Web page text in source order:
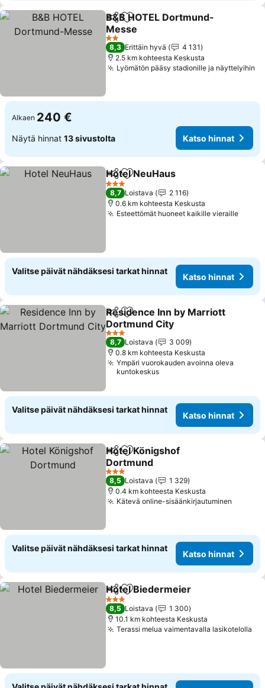
Jaa Lisää suosikkeihin
B&B HOTEL Dortmund-
Messe
2 Tähtiluokitus
8,3 Erittäin hyvä
4 131
2.5 km kohteesta Keskusta
Lyömätön pääsy stadionille ja näyttelyihin
Alkaen 240 €
Näytä hinnat 13 sivustolta Katso hinnat
Jaa Lisää suosikkeihin
Hotel NeuHaus
3 Tähtiluokitus
8,7 Loistava
2 116
0.6 km kohteesta Keskusta
Esteettömät huoneet kaikille vieraille
Valitse päivät nähdäksesi tarkat hinnat
Katso hinnat
Jaa Lisää suosikkeihin
Residence Inn by Marriott
Dortmund City
3 Tähtiluokitus
8,7 Loistava
3 009
0.8 km kohteesta Keskusta
Ympäri vuorokauden avoinna oleva
kuntokeskus
Valitse päivät nähdäksesi tarkat hinnat
Katso hinnat
Jaa Lisää suosikkeihin
Hotel Königshof
Dortmund
3 Tähtiluokitus
8,5 Loistava
1 329
0.4 km kohteesta Keskusta
Kätevä online-sisäänkirjautuminen
Valitse päivät nähdäksesi tarkat hinnat
Katso hinnat
Jaa Lisää suosikkeihin
Hotel Biedermeier
3 Tähtiluokitus
8,5 Loistava
1 300
10.1 km kohteesta Keskusta
Terassi melua vaimentavalla lasikotelolla